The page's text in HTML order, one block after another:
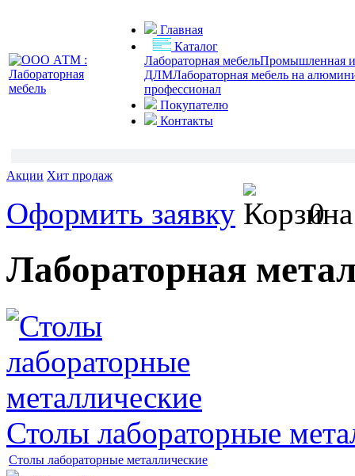
Главная
Каталог
Лабораторная мебельПромышленная и
ДЛМЛабораторная мебель на
профессионал
Покупателю
Контакты
Акции Хит продаж
Оформить заявку 0
Лабораторная
Столы лабораторные
Столы лабораторные металлические